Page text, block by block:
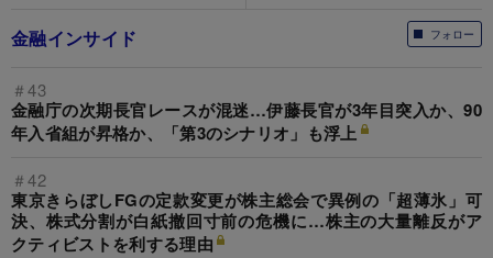
フォロー
金融インサイド
＃43
金融庁の次期長官レースが混迷…伊藤長官が3年目突入か、90
年入省組が昇格か、「第3のシナリオ」も浮上
＃42
東京きらぼしFGの定款変更が株主総会で異例の「超薄氷」可
決、株式分割が白紙撤回寸前の危機に…株主の大量離反がア
クティビストを利する理由